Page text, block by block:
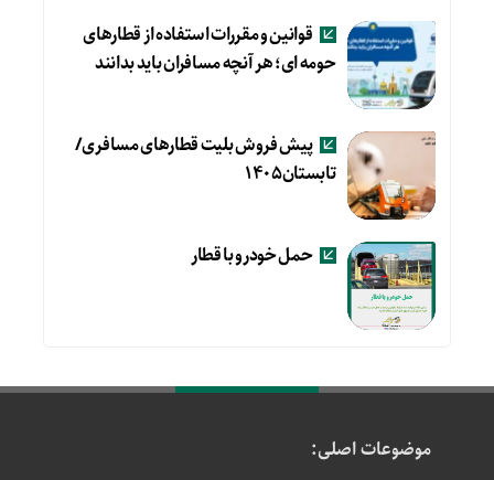
قوانین و مقررات استفاده از قطارهای
حومه ای؛ هر آنچه مسافران باید بدانند
پیش فروش بلیت قطارهای مسافری/
تابستان۱۴۰۵
حمل خودرو با قطار
موضوعات اصلی: